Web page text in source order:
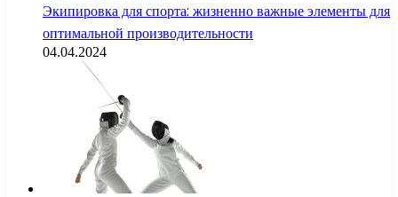
Экипировка для спорта: жизненно важные элементы для
оптимальной производительности
04.04.2024